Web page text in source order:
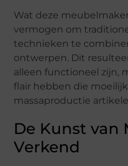
Wat deze
vermogen om
technieken te
ontwerpen. Dit
alleen functioneel zijn,
flair hebben die
massaproductie
De Kunst van
Verkend